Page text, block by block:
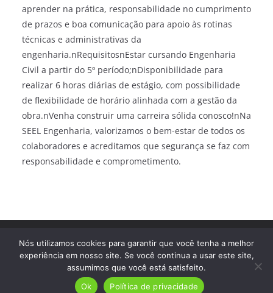
aprender na prática, responsabilidade no cumprimento
de prazos e boa comunicação para apoio às rotinas
técnicas e administrativas da
engenharia.nRequisitosnEstar cursando Engenharia
Civil a partir do 5º período;nDisponibilidade para
realizar 6 horas diárias de estágio, com possibilidade
de flexibilidade de horário alinhada com a gestão da
obra.nVenha construir uma carreira sólida conosco!nNa
SEEL Engenharia, valorizamos o bem-estar de todos os
colaboradores e acreditamos que segurança se faz com
responsabilidade e comprometimento.
reservados.
Nós utilizamos cookies para garantir que você tenha a melhor
experiência em nosso site. Se você continua a usar este site,
assumimos que você está satisfeito.
Ok
Política de privacidade